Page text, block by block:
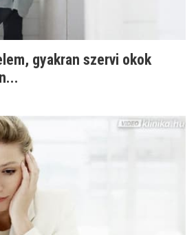
gyakran szervi okok